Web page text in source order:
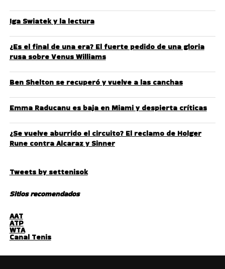
Iga Swiatek y la lectura
¿Es el final de una era? El fuerte pedido de una gloria
rusa sobre Venus Williams
Ben Shelton se recuperó y vuelve a las canchas
Emma Raducanu es baja en Miami y despierta críticas
¿Se vuelve aburrido el circuito? El reclamo de Holger
Rune contra Alcaraz y Sinner
Tweets by settenisok
Sitios recomendados
AAT
ATP
WTA
Canal Tenis